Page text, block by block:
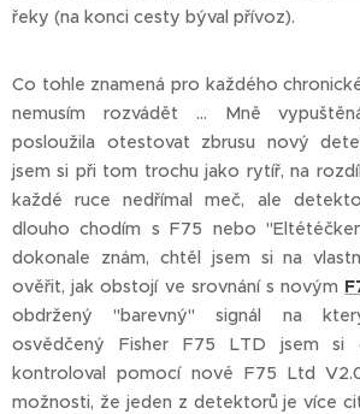
řeky (na konci cesty býval přívoz).
Co tohle znamená pro každého
nemusím rozvádět ... Mně
posloužila otestovat zbrusu nový
jsem si při tom trochu jako rytíř, na
každé ruce nedřímal meč, ale
dlouho chodím s F75 nebo
dokonale znám, chtěl jsem si na
ověřit, jak obstojí ve srovnání s novým
obdržený "barevný" signál na
osvědčený Fisher F75 LTD jsem
kontroloval pomocí nové F75 Ltd
možnosti, že jeden z detektorů je více